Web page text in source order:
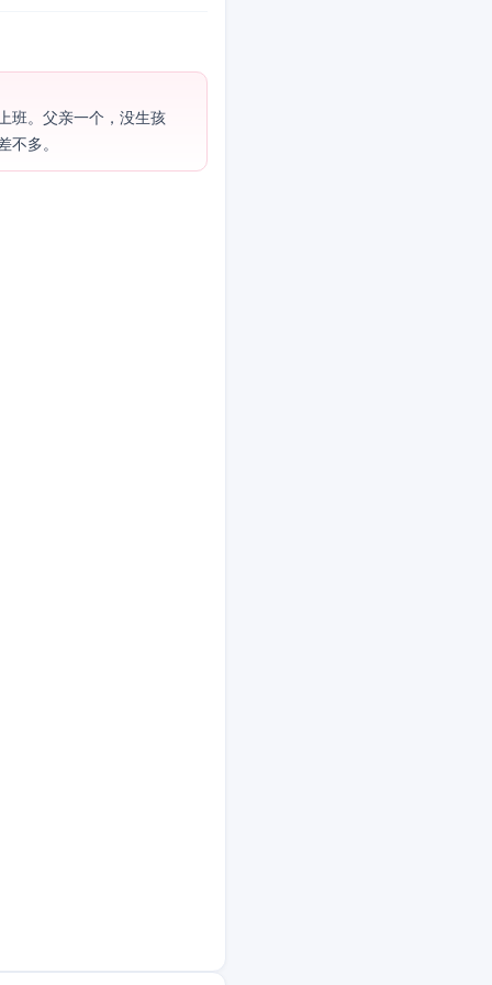
班。父亲一个，没生孩
不多。